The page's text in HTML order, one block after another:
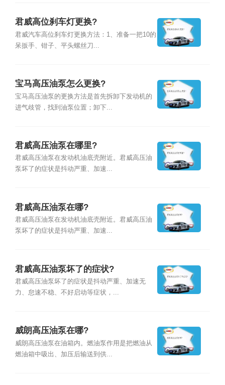
君威高位刹车灯更换?
君威汽车高位刹车灯更换方法：1、准备一把10的
呆扳手、钳子、平头螺丝刀...
宝马高压油泵怎么更换?
宝马高压油泵的更换方法是首先拆卸下发动机的
进气歧管，找到油泵位置；卸下...
君威高压油泵在哪里?
君威高压油泵在发动机油底壳附近。君威高压油
泵坏了的症状是抖动严重、加速...
君威高压油泵在哪?
君威高压油泵在发动机油底壳附近。君威高压油
泵坏了的症状是抖动严重、加速...
君威高压油泵坏了的症状?
君威高压油泵坏了的症状是抖动严重、加速无
力、怠速不稳、不好启动等症状，...
威朗高压油泵在哪?
威朗高压油泵在油箱内。燃油泵作用是把燃油从
燃油箱中吸出、加压后输送到供...